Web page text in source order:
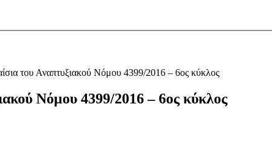
του Αναπτυξιακού Νόμου 4399/2016 – 6ος κύκλος
Νόμου 4399/2016 – 6ος κύκλος